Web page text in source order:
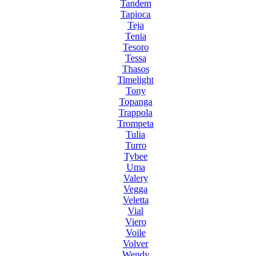
Tandem
Tapioca
Teja
Tenia
Tesoro
Tessa
Thasos
Timelight
Tony
Topanga
Trappola
Trompeta
Tulia
Turro
Tybee
Uma
Valery
Vegga
Veletta
Vial
Viero
Voile
Volver